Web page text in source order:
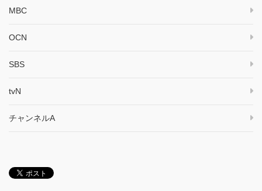
MBC
OCN
SBS
tvN
チャンネルA